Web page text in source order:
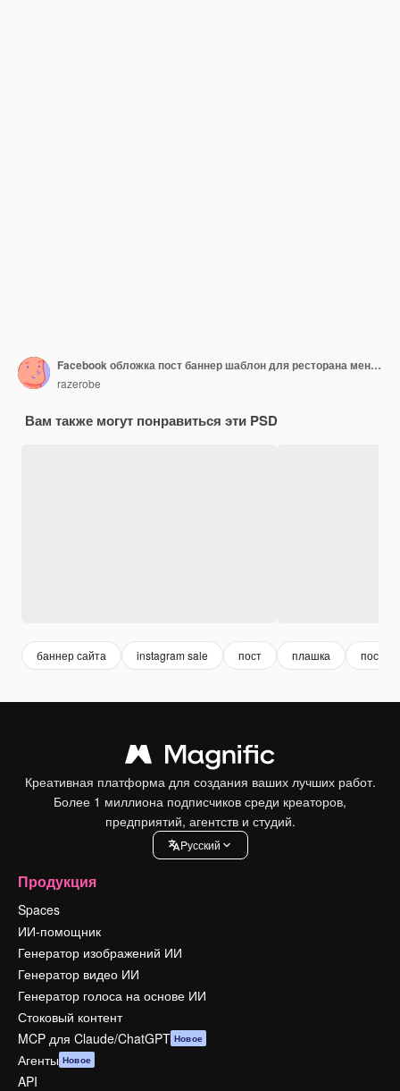
Facebook обложка пост баннер шаблон для ресторана меню быстрого питания пицца
razerobe
Вам также могут понравиться эти PSD
баннер сайта instagram sale пост плашка пост
Креативная платформа для создания ваших лучших работ.
Более 1 миллиона подписчиков среди креаторов,
предприятий, агентств и студий.
Pусский
Продукция
Spaces
ИИ-помощник
Генератор изображений ИИ
Генератор видео ИИ
Генератор голоса на основе ИИ
Стоковый контент
MCP для Claude/ChatGPT Новое
Агенты Новое
API